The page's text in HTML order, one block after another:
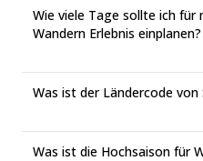
Wie viele Tage sollte ich für
Wandern Erlebnis einplanen?
Was ist der Ländercode von
Was ist die Hochsaison für